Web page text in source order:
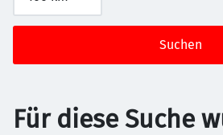
Suchen
Für diese Suche